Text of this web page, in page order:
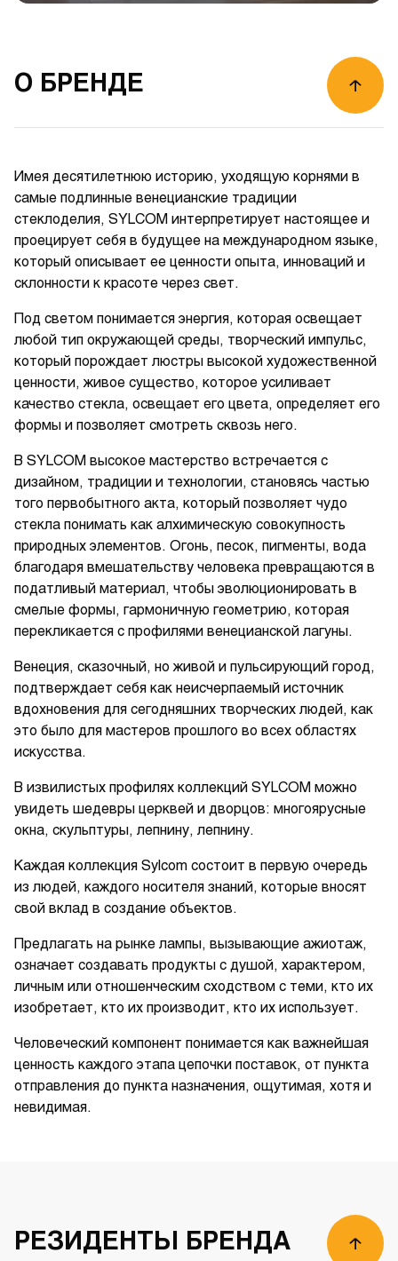
О БРЕНДЕ
Имея десятилетнюю историю, уходящую корнями в
самые подлинные венецианские традиции
стеклоделия, SYLCOM интерпретирует настоящее и
проецирует себя в будущее на международном языке,
который описывает ее ценности опыта, инноваций и
склонности к красоте через свет.
Под светом понимается энергия, которая освещает
любой тип окружающей среды, творческий импульс,
который порождает люстры высокой художественной
ценности, живое существо, которое усиливает
качество стекла, освещает его цвета, определяет его
формы и позволяет смотреть сквозь него.
В SYLCOM высокое мастерство встречается с
дизайном, традиции и технологии, становясь частью
того первобытного акта, который позволяет чудо
стекла понимать как алхимическую совокупность
природных элементов. Огонь, песок, пигменты, вода
благодаря вмешательству человека превращаются в
податливый материал, чтобы эволюционировать в
смелые формы, гармоничную геометрию, которая
перекликается с профилями венецианской лагуны.
Венеция, сказочный, но живой и пульсирующий город,
подтверждает себя как неисчерпаемый источник
вдохновения для сегодняшних творческих людей, как
это было для мастеров прошлого во всех областях
искусства.
В извилистых профилях коллекций SYLCOM можно
увидеть шедевры церквей и дворцов: многоярусные
окна, скульптуры, лепнину, лепнину.
Каждая коллекция Sylcom состоит в первую очередь
из людей, каждого носителя знаний, которые вносят
свой вклад в создание объектов.
Предлагать на рынке лампы, вызывающие ажиотаж,
означает создавать продукты с душой, характером,
личным или отношенческим сходством с теми, кто их
изобретает, кто их производит, кто их использует.
Человеческий компонент понимается как важнейшая
ценность каждого этапа цепочки поставок, от пункта
отправления до пункта назначения, ощутимая, хотя и
невидимая.
01/
РЕЗИДЕНТЫ БРЕНДА